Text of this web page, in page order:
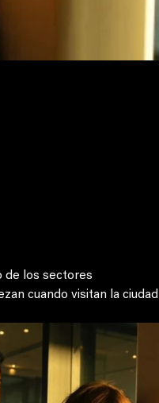
de los sectores
cuando visitan la ciudad